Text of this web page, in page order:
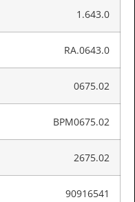
1.643.0
RA.0643.0
0675.02
BPM0675.02
2675.02
90916541